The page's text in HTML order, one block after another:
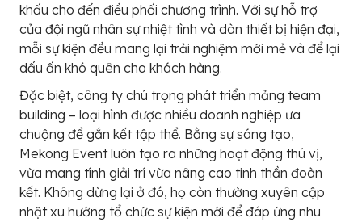
khấu cho đến điều phối chương trình. Với sự hỗ trợ
của đội ngũ nhân sự nhiệt tình và dàn thiết bị hiện đại,
mỗi sự kiện đều mang lại trải nghiệm mới mẻ và để lại
dấu ấn khó quên cho khách hàng.
Đặc biệt, công ty chú trọng phát triển mảng team
building – loại hình được nhiều doanh nghiệp ưa
chuộng để gắn kết tập thể. Bằng sự sáng tạo,
Mekong Event luôn tạo ra những hoạt động thú vị,
vừa mang tính giải trí vừa nâng cao tinh thần đoàn
kết. Không dừng lại ở đó, họ còn thường xuyên cập
nhật xu hướng tổ chức sự kiện mới để đáp ứng nhu